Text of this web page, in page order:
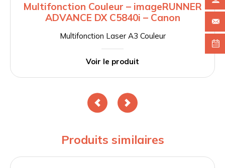
Multifonction Couleur – imageRUNNER
ADVANCE DX C5840i – Canon
Multifonction Laser A3 Couleur
Voir le produit
Produits similaires